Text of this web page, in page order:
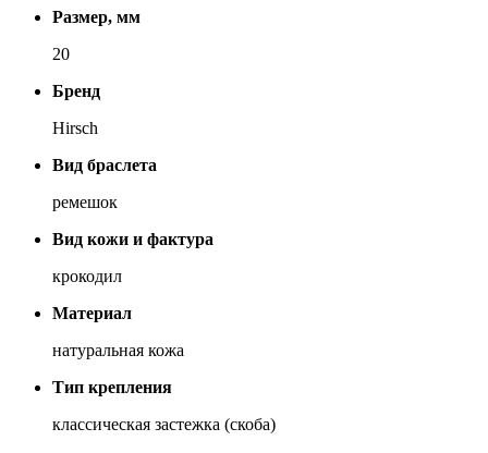
Размер, мм
20
Бренд
Hirsch
Вид браслета
ремешок
Вид кожи и фактура
крокодил
Материал
натуральная кожа
Тип крепления
классическая застежка (скоба)